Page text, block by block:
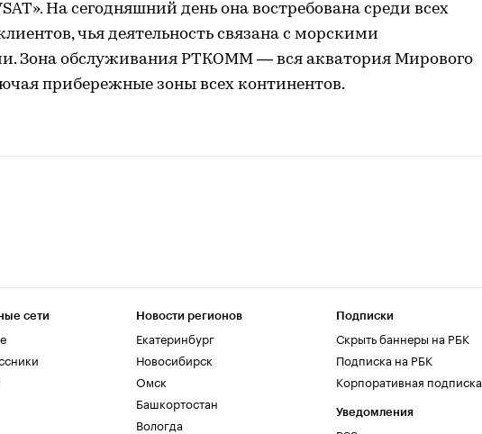
На сегодняшний день она востребована среди всех
чья деятельность связана с морскими
Зона обслуживания РТКОММ — вся акватория Мирового
прибережные зоны всех континентов.
сети Новости регионов
Екатеринбург
Новосибирск
Омск
Башкортостан
Вологда
Подписки
Скрыть баннеры на РБК
Подписка на РБК
Корпоративная подписка
Уведомления